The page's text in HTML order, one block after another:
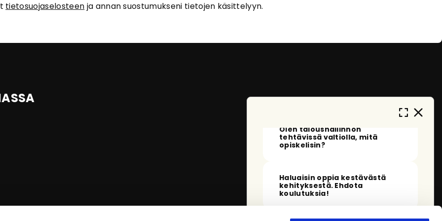
tietosuojaselosteen ja annan suostumukseni tietojen käsittelyyn.
Mitä voin kysyä sinulta?
Olen taloushallinnon
tehtävissä valtiolla, mitä
opiskelisin?
Haluaisin oppia kestävästä
kehityksestä. Ehdota
koulutuksia!